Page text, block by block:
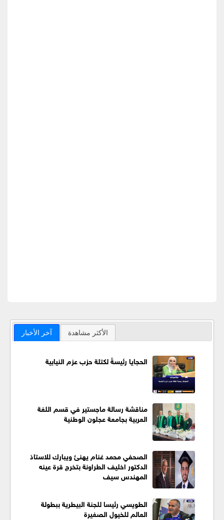
آخر الأخبار الأكثر مشاهدة
الحجايا رئيسةً لكتلة حزب عزم النيابية
مناقشة رسالة ماجستير في قسم اللغة
العربية بجامعة عجلون الوطنية
الصحفي محمد غنام يهنئ ويبارك للاستاذ
الدكتور اخليف الطراونة بتخرج قرة عينه
المهندس سيف
الطويسي رئيسا للجنة البيطرية ببطولة
العالم للخيول الصغيرة